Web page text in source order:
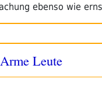
ebenso wie
Leute